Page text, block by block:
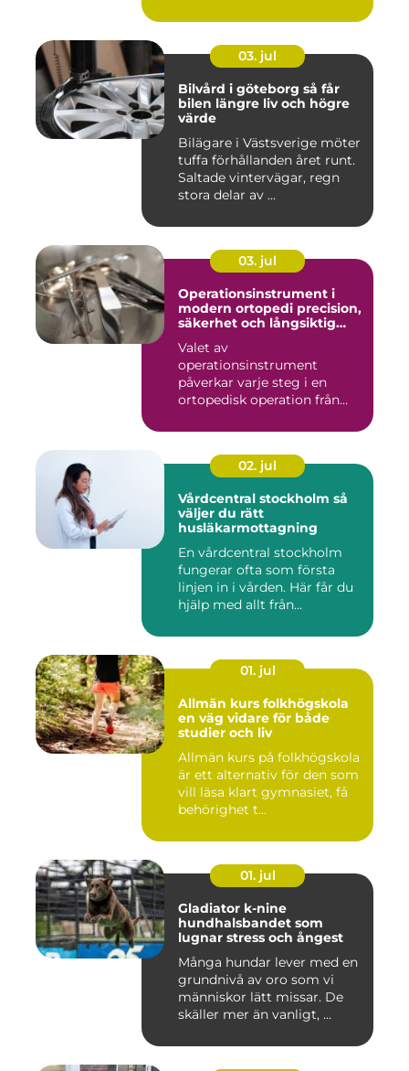
03. jul
Bilvård i göteborg så får
bilen längre liv och högre
värde
Bilägare i Västsverige möter
tuffa förhållanden året runt.
Saltade vintervägar, regn
stora delar av ...
03. jul
Operationsinstrument i
modern ortopedi precision,
säkerhet och långsiktig
Valet av
operationsinstrument
påverkar varje steg i en
ortopedisk operation från
02. jul
Vårdcentral stockholm så
väljer du rätt
husläkarmottagning
En vårdcentral stockholm
fungerar ofta som första
linjen in i vården. Här får du
hjälp med allt från...
01. jul
Allmän kurs folkhögskola
en väg vidare för både
studier och liv
Allmän kurs på folkhögskola
är ett alternativ för den som
vill läsa klart gymnasiet, få
behörighet t...
01. jul
Gladiator k-nine
hundhalsbandet som
lugnar stress och ångest
Många hundar lever med en
grundnivå av oro som vi
människor lätt missar. De
skäller mer än vanligt, ...